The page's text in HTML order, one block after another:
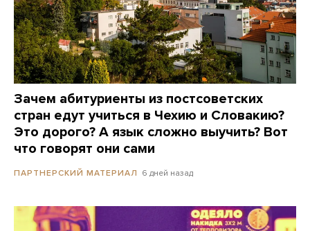
Зачем абитуриенты из постсоветских
стран едут учиться в Чехию и Словакию?
Это дорого? А язык сложно выучить? Вот
что говорят они сами
ПАРТНЕРСКИЙ МАТЕРИАЛ 6 дней назад